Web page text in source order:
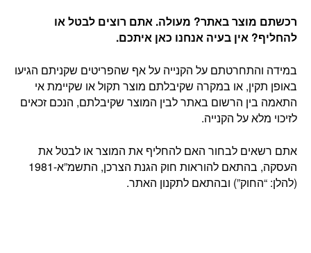
רכשתם מוצר באתר? מעולה. אתם רוצים לבטל או
להחליף? אין בעיה אנחנו כאן איתכם.
במידה והתחרטתם על הקנייה על אף שהפריטים שקניתם הגיעו
באופן תקין, או במקרה שקיבלתם מוצר תקול או שקיימת אי
התאמה בין הרשום באתר לבין המוצר שקיבלתם, הנכם זכאים
לזיכוי מלא על הקנייה.
אתם רשאים לבחור האם להחליף את המוצר או לבטל את
העסקה, בהתאם להוראות חוק הגנת הצרכן, התשמ”א-1981
(להלן: “החוק”) ובהתאם לתקנון האתר.